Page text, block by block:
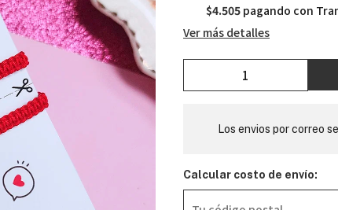
$4.505 pagando con
Ver más detalles
Los envios por correo
Calcular costo de envío: